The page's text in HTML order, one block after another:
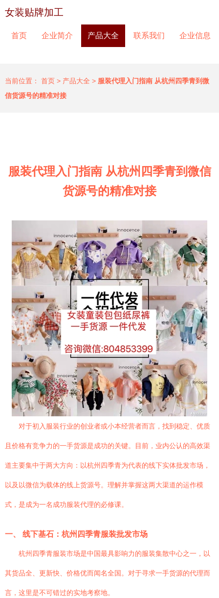
女装贴牌加工
首页 企业简介 产品大全 联系我们 企业信息
当前位置： 首页 > 产品大全 > 服装代理入门指南 从杭州四季青到微
信货源号的精准对接
服装代理入门指南 从杭州四季青到微信
货源号的精准对接
对于初入服装行业的创业者或小本经营者而言，找到稳定、优质
且价格有竞争力的一手货源是成功的关键。目前，业内公认的高效渠
道主要集中于两大方向：以杭州四季青为代表的线下实体批发市场，
以及以微信为载体的线上货源号。理解并掌握这两大渠道的运作模
式，是成为一名成功服装代理的必修课。
一、 线下基石：杭州四季青服装批发市场
杭州四季青服装市场是中国最具影响力的服装集散中心之一，以
其货品全、更新快、价格优而闻名全国。对于寻求一手货源的代理而
言，这里是不可错过的实地考察地。